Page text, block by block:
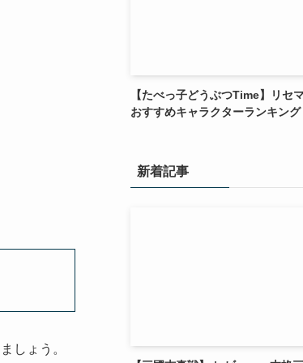
しょう。
【たべっ子どうぶつTime】リセ
おすすめキャラクターランキング
新着記事